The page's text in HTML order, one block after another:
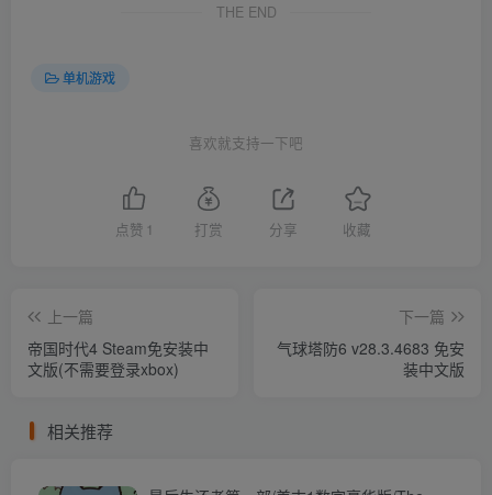
THE END
单机游戏
喜欢就支持一下吧
点赞 1 打赏 分享 收藏
上一篇
帝国时代4 Steam免安装中
文版(不需要登录xbox)
下一篇
气球塔防6 v28.3.4683 免安
装中文版
相关推荐